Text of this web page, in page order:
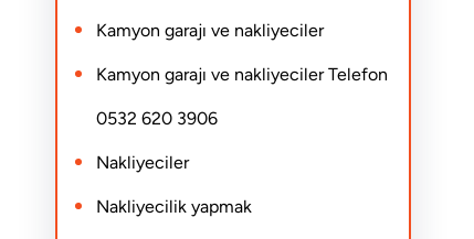
Kamyon garajı ve nakliyeciler
Kamyon garajı ve nakliyeciler Telefon
0532 620 3906
Nakliyeciler
Nakliyecilik yapmak